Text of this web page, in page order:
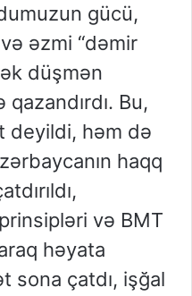
gücü,
və əzmi “dəmir
düşmən
Bu,
deyildi, həm də
haqq
və BMT
həyata
sona çatdı, işğal